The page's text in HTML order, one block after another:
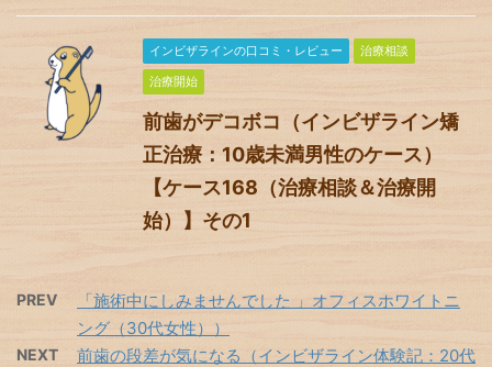
インビザラインの口コミ・レビュー
治療相談
治療開始
前歯がデコボコ（インビザライン矯
正治療：10歳未満男性のケース）
【ケース168（治療相談＆治療開
始）】その1
PREV
「施術中にしみませんでした 」オフィスホワイトニ
ング（30代女性））
NEXT
前歯の段差が気になる（インビザライン体験記：20代